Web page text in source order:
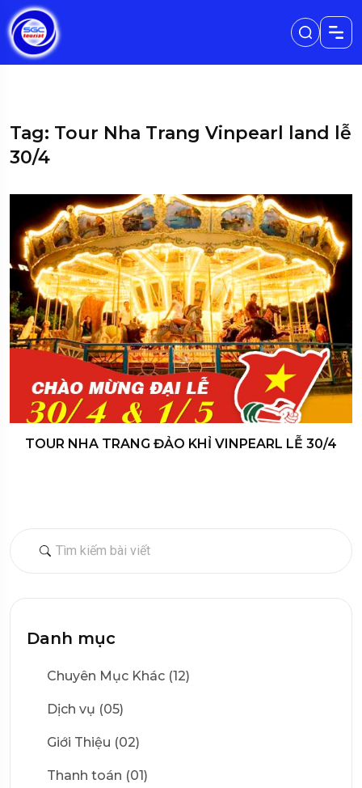
Danh mục
Chuyên Mục Khác (12)
Dịch vụ (05)
Giới Thiệu (02)
Thanh toán (01)
Tag: Tour Nha Trang Vinpearl land lễ
30/4
TOUR NHA TRANG ĐẢO KHỈ VINPEARL LỄ 30/4